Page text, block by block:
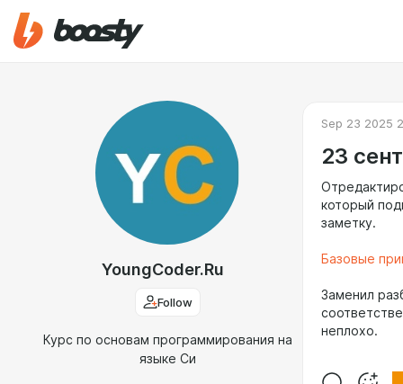
YoungCoder.Ru
Follow
Курс по основам программирования на
языке Си
Sep 23 2025
23
который
заметку.
Базовые
Заменил
неплохо.